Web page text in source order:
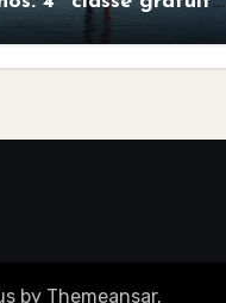
todos
by Themeansar.